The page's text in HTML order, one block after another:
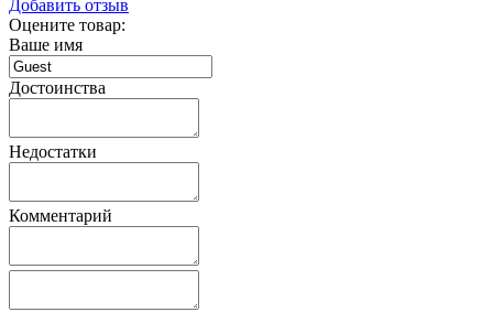
Добавить отзыв
Оцените товар:
Ваше имя
Достоинства
Недостатки
Комментарий